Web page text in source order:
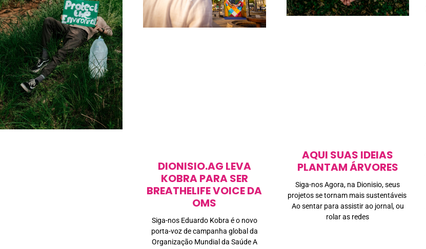
DIONISIO.AG LEVA
KOBRA PARA SER
BREATHELIFE VOICE DA
OMS
Siga-nos Eduardo Kobra é o novo
porta-voz de campanha global da
Organização Mundial da Saúde A
AQUI SUAS IDEIAS
PLANTAM ÁRVORES
Siga-nos Agora, na Dionisio, seus
projetos se tornam mais sustentáveis
Ao sentar para assistir ao jornal, ou
rolar as redes